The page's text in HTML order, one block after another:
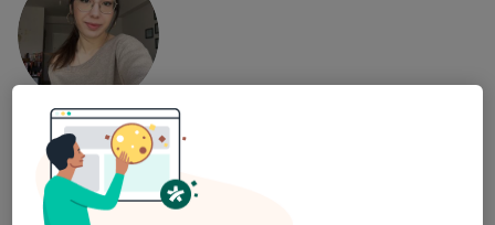
Psk. Seray Altın
Psikoloji
19 görüş